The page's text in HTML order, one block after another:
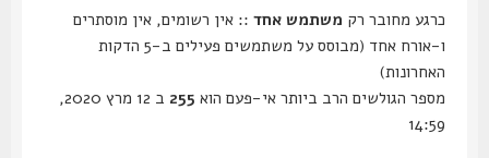
כרגע מחובר רקמשתמש אחד :: אין רשומים, אין מוסתרים
ו-אורח אחד (מבוסס על משתמשים פעילים ב-5 הדקות
האחרונות)
מספר הגולשים הרב ביותר אי-פעם הוא255
ב 12 מרץ 2020,
14:59